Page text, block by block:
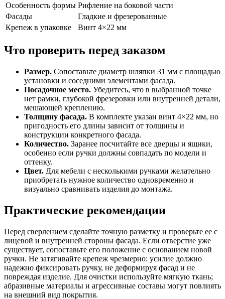
Особенность формы Рифление на боковой части
Фасады
Гладкие и фрезерованные
Крепеж в упаковке
Винт 4×22 мм
Что проверить перед заказом
Размер. Сопоставьте диаметр шляпки 31 мм с площадью
установки и соседними элементами фасада.
Посадочное место. Убедитесь, что в выбранной точке
нет рамки, глубокой фрезеровки или внутренней детали,
мешающей креплению.
Толщину фасада. В комплекте указан винт 4×22 мм, но
пригодность его длины зависит от толщины и
конструкции конкретного фасада.
Количество. Заранее посчитайте все дверцы и ящики,
особенно если ручки должны совпадать по модели и
оттенку.
Цвет. Для мебели с несколькими ручками желательно
приобретать нужное количество одновременно и
визуально сравнивать изделия до монтажа.
Практические рекомендации
Перед сверлением сделайте точную разметку и проверьте ее с
лицевой и внутренней стороны фасада. Если отверстие уже
существует, сопоставьте его положение с основанием новой
ручки. Не затягивайте крепеж чрезмерно: усилие должно
надежно фиксировать ручку, не деформируя фасад и не
повреждая изделие. Для очистки используйте мягкую ткань;
абразивные материалы и агрессивные составы могут повлиять
на внешний вид покрытия.